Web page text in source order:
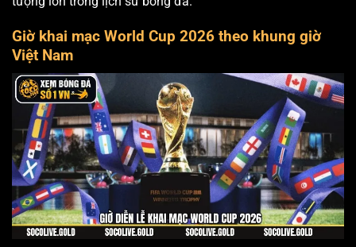
Giờ khai mạc World Cup 2026 theo khung giờ
Việt Nam